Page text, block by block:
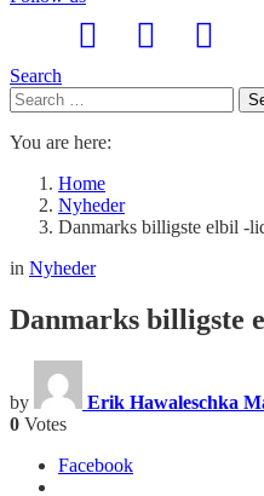
Search
Search
for:
You are here:
Home
Nyheder
Danmarks billigste elbil -
in Nyheder
Danmarks billigste
by Erik Hawaleschka
0 Votes
Facebook